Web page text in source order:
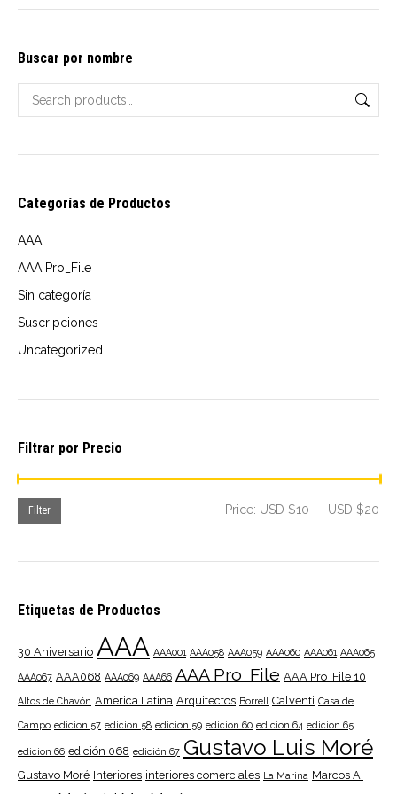
options
chosen
on
Buscar por nombre
Categorías de Productos
AAA
AAA Pro_File
Sin categoría
Suscripciones
Uncategorized
Filtrar por Precio
Filter Price: USD $10 — USD $20
Etiquetas de Productos
30 Aniversario AAA AAA001 AAA058 AAA059 AAA060 AAA061 AAA065
AAA067 AAA068 AAA069 AAA66 AAA Pro_File AAA Pro_File 10
Altos de Chavón America Latina Arquitectos Borrell Calventi Casa de
Campo edicion 57 edicion 58 edicion 59 edicion 60 edicion 64 edicion 65
edicion 66 edición 068 edición 67 Gustavo Luis Moré
Gustavo Moré Interiores interiores comerciales La Marina Marcos A.